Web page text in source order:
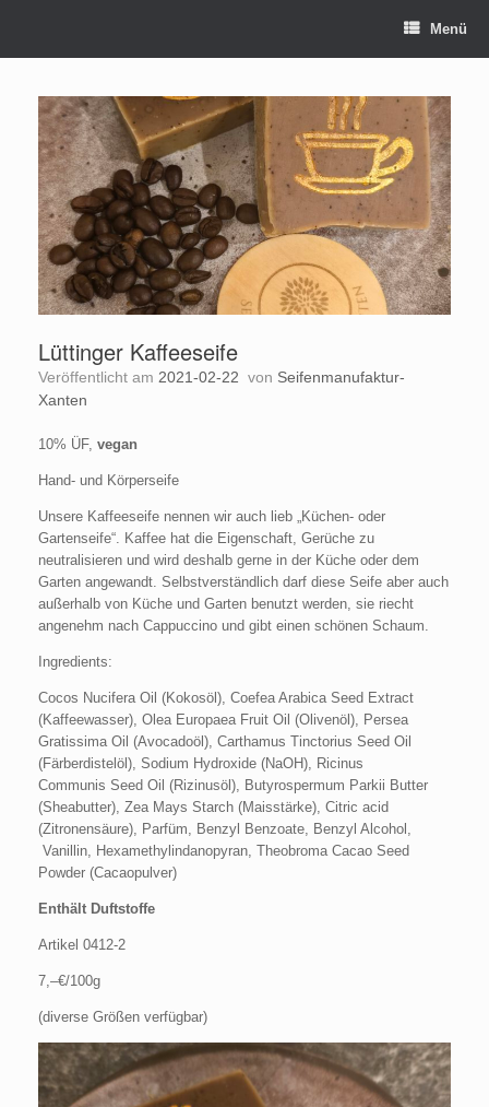
Menü
Lüttinger Kaffeeseife
Veröffentlicht am 2021-02-22 von Seifenmanufaktur-
Xanten
10% ÜF, vegan
Hand- und Körperseife
Unsere Kaffeeseife nennen wir auch lieb „Küchen- oder
Gartenseife“. Kaffee hat die Eigenschaft, Gerüche zu
neutralisieren und wird deshalb gerne in der Küche oder dem
Garten angewandt. Selbstverständlich darf diese Seife aber auch
außerhalb von Küche und Garten benutzt werden, sie riecht
angenehm nach Cappuccino und gibt einen schönen Schaum.
Ingredients:
Cocos Nucifera Oil (Kokosöl), Coefea Arabica Seed Extract
(Kaffeewasser), Olea Europaea Fruit Oil (Olivenöl), Persea
Gratissima Oil (Avocadoöl), Carthamus Tinctorius Seed Oil
(Färberdistelöl), Sodium Hydroxide (NaOH), Ricinus
Communis Seed Oil (Rizinusöl), Butyrospermum Parkii Butter
(Sheabutter), Zea Mays Starch (Maisstärke), Citric acid
(Zitronensäure), Parfüm, Benzyl Benzoate, Benzyl Alcohol,
Vanillin, Hexamethylindanopyran, Theobroma Cacao Seed
Powder (Cacaopulver)
Enthält Duftstoffe
Artikel 0412-2
7,–€/100g
(diverse Größen verfügbar)